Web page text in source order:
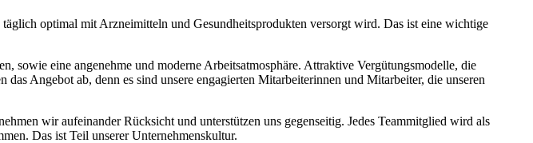
optimal mit Arzneimitteln und Gesundheitsprodukten versorgt wird. Das ist eine wichtige
sowie eine angenehme und moderne Arbeitsatmosphäre. Attraktive Vergütungsmodelle, die
Angebot ab, denn es sind unsere engagierten Mitarbeiterinnen und Mitarbeiter, die unseren
wir aufeinander Rücksicht und unterstützen uns gegenseitig. Jedes Teammitglied wird als
Das ist Teil unserer Unternehmenskultur.